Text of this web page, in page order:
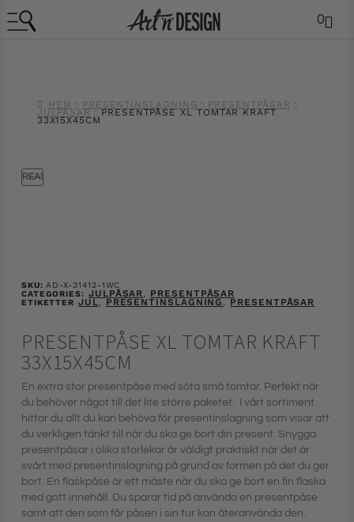
0
HEM PRESENTINSLAGNING PRESENTPÅSAR
JULPÅSAR PRESENTPÅSE XL TOMTAR KRAFT
33X15X45CM
REA!
SKU:AD-X-31412-1WC
CATEGORIES: JULPÅSAR, PRESENTPÅSAR
ETIKETTER JUL, PRESENTINSLAGNING, PRESENTPÅSAR
PRESENTPÅSE XL TOMTAR KRAFT
33X15X45CM
En extra stor presentpåse med söta små tomtar. Perfekt när
du behöver något till det lite större paketet. I vårt sortiment
hittar du allt du kan behöva för presentinslagning som visar att
du verkligen tänkt till när du ska ge bort din present. Snygga
presentpåsar i olika storlekar är väldigt praktiskt när det är
svårt med presentinslagning på grund av formen på det du ger
bort. En flaskpåse är ett måste när du ska ge bort en fin flaska
med gott innehåll. Du sparar tid på använda en presentpåse
samt att den som får påsen i sin tur kan återanvända den.